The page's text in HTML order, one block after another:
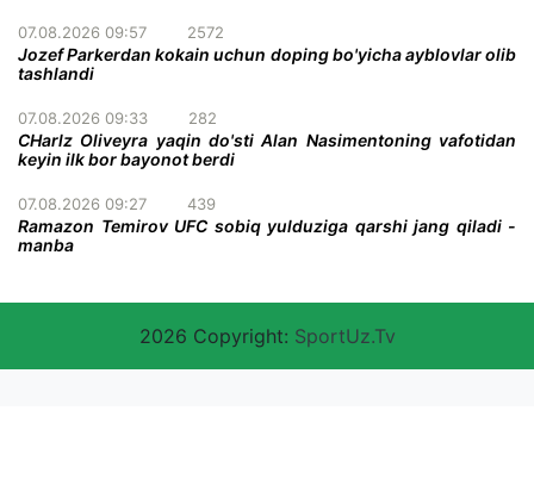
07.08.2026 09:57 2572
Jozef Parkerdan kokain uchun doping bo'yicha ayblovlar olib
tashlandi
07.08.2026 09:33 282
CHarlz Oliveyra yaqin do'sti Alan Nasimentoning vafotidan
keyin ilk bor bayonot berdi
07.08.2026 09:27 439
Ramazon Temirov UFC sobiq yulduziga qarshi jang qiladi -
manba
2026 Copyright: SportUz.Tv